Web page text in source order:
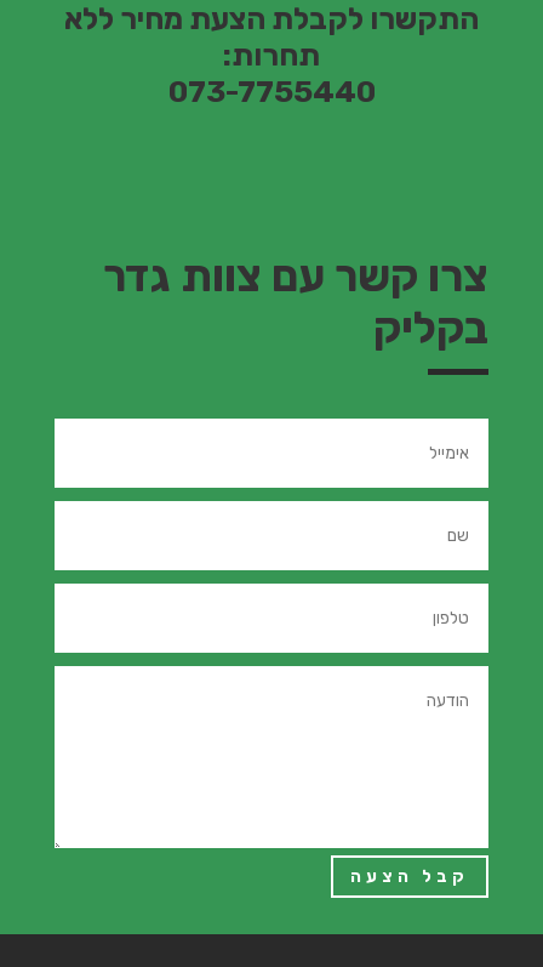
התקשרו לקבלת הצעת מחיר ללא
תחרות:
073-7755440
צרו קשר עם צוות גדר
בקליק
קבל הצעה